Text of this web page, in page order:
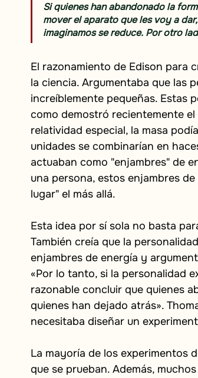
Si quienes han abandonado la
mover el aparato que les voy a
imaginamos se reduce. Por otro
El razonamiento de Edison para
la ciencia. Argumentaba que las
increíblemente pequeñas. Estas
como demostró recientemente
relatividad especial, la masa
unidades se combinarían en
actuaban como "enjambres" de
una persona, estos enjambres
lugar" el más allá.
Esta idea por sí sola no basta
También creía que la
enjambres de energía y
«Por lo tanto, si la personalidad
razonable concluir que quienes
quienes han dejado atrás».
necesitaba diseñar un
La mayoría de los experimentos
que se prueban. Además,